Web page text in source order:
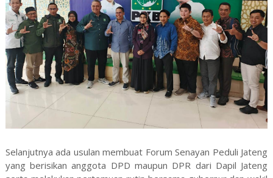
Selanjutnya ada usulan membuat Forum Senayan Peduli Jateng
yang berisikan anggota DPD maupun DPR dari Dapil Jateng